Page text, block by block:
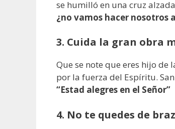
se humilló en una cruz
¿no vamos hacer nosotros
3. Cuida la gran obra
Que se note que eres hijo de
por la fuerza del Espíritu.
“Estad alegres en el Señor”
4. No te quedes de